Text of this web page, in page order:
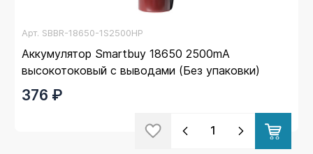
Арт. SBBR-18650-1S2500HP
Аккумулятор Smartbuy 18650 2500mA
высокотоковый с выводами (Без упаковки)
376 ₽